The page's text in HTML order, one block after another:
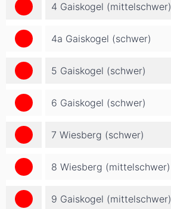
4 Gaiskogel (mittelschwer)
4a Gaiskogel (schwer)
5 Gaiskogel (schwer)
6 Gaiskogel (schwer)
7 Wiesberg (schwer)
8 Wiesberg (mittelschwer)
9 Gaiskogel (mittelschwer)